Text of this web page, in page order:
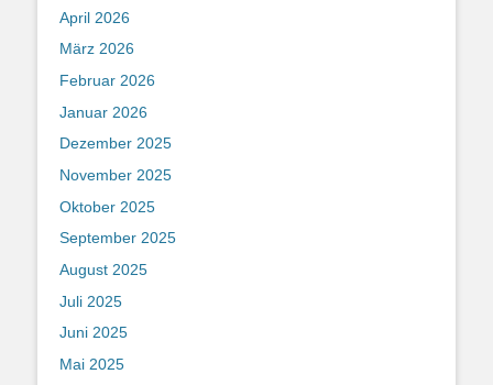
April 2026
März 2026
Februar 2026
Januar 2026
Dezember 2025
November 2025
Oktober 2025
September 2025
August 2025
Juli 2025
Juni 2025
Mai 2025